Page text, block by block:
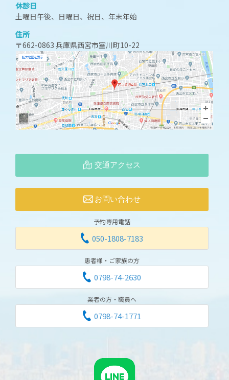
休診日
土曜日午後、日曜日、祝日、年末年始
住所
〒662-0863 兵庫県西宮市室川町10-22
交通アクセス
お問い合わせ
予約専用電話
050-1808-7183
患者様・ご家族の方
0798-74-2630
業者の方・職員へ
0798-74-1771